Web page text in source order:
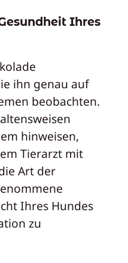
Ihres
ihn genau auf
beobachten.
hinweisen,
Tierarzt mit
Art der
Ihres Hundes
zu